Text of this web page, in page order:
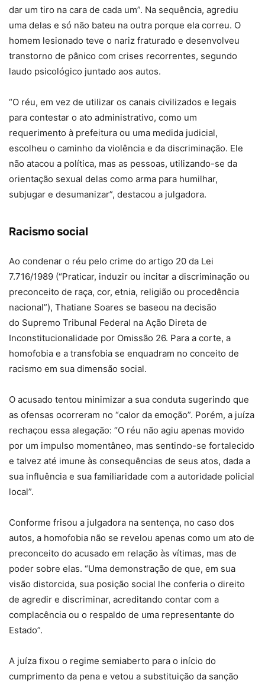
dar um tiro na cara de cada um”. Na sequência, agrediu
uma delas e só não bateu na outra porque ela correu. O
homem lesionado teve o nariz fraturado e desenvolveu
transtorno de pânico com crises recorrentes, segundo
laudo psicológico juntado aos autos.
“O réu, em vez de utilizar os canais civilizados e legais
para contestar o ato administrativo, como um
requerimento à prefeitura ou uma medida judicial,
escolheu o caminho da violência e da discriminação. Ele
não atacou a política, mas as pessoas, utilizando-se da
orientação sexual delas como arma para humilhar,
subjugar e desumanizar”, destacou a julgadora.
Racismo social
Ao condenar o réu pelo crime do artigo 20 da Lei
7.716/1989 (“Praticar, induzir ou incitar a discriminação ou
preconceito de raça, cor, etnia, religião ou procedência
nacional”), Thatiane Soares se baseou na decisão
do Supremo Tribunal Federal na Ação Direta de
Inconstitucionalidade por Omissão 26. Para a corte, a
homofobia e a transfobia se enquadram no conceito de
racismo em sua dimensão social.
O acusado tentou minimizar a sua conduta sugerindo que
as ofensas ocorreram no “calor da emoção”. Porém, a juíza
rechaçou essa alegação: “O réu não agiu apenas movido
por um impulso momentâneo, mas sentindo-se fortalecido
e talvez até imune às consequências de seus atos, dada a
sua influência e sua familiaridade com a autoridade policial
local”.
Conforme frisou a julgadora na sentença, no caso dos
autos, a homofobia não se revelou apenas como um ato de
preconceito do acusado em relação às vítimas, mas de
poder sobre elas. “Uma demonstração de que, em sua
visão distorcida, sua posição social lhe conferia o direito
de agredir e discriminar, acreditando contar com a
complacência ou o respaldo de uma representante do
Estado”.
A juíza fixou o regime semiaberto para o início do
cumprimento da pena e vetou a substituição da sanção